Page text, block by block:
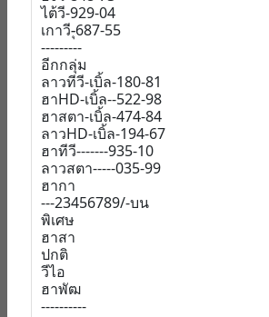
ไต้วี-929-04
เกาวี-ุ687-55
---------
อีกกลุ่ม
ลาวทีวี-เบิ้ล-180-81
ฮาHD-เบิ้ล--522-98
ฮาสตา-เบิ้ล-474-84
ลาวHD-เบิ้ล-194-67
ฮาทีวี-------935-10
ลาวสตา-----035-99
ฮากา
---23456789/-บน
พิเศษ
ฮาสา
ปกติ
วีไอ
ฮาพัฒ
----------